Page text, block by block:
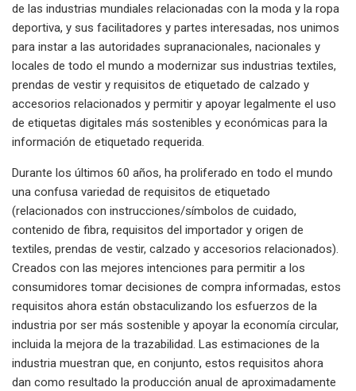
de las industrias mundiales relacionadas con la moda y la ropa
deportiva, y sus facilitadores y partes interesadas, nos unimos
para instar a las autoridades supranacionales, nacionales y
locales de todo el mundo a modernizar sus industrias textiles,
prendas de vestir y requisitos de etiquetado de calzado y
accesorios relacionados y permitir y apoyar legalmente el uso
de etiquetas digitales más sostenibles y económicas para la
información de etiquetado requerida.
Durante los últimos 60 años, ha proliferado en todo el mundo
una confusa variedad de requisitos de etiquetado
(relacionados con instrucciones/símbolos de cuidado,
contenido de fibra, requisitos del importador y origen de
textiles, prendas de vestir, calzado y accesorios relacionados).
Creados con las mejores intenciones para permitir a los
consumidores tomar decisiones de compra informadas, estos
requisitos ahora están obstaculizando los esfuerzos de la
industria por ser más sostenible y apoyar la economía circular,
incluida la mejora de la trazabilidad. Las estimaciones de la
industria muestran que, en conjunto, estos requisitos ahora
dan como resultado la producción anual de aproximadamente